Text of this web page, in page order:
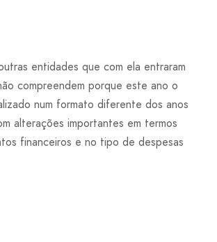
entidades que com ela entraram
compreendem porque este ano o
num formato diferente dos anos
alterações importantes em termos
financeiros e no tipo de despesas